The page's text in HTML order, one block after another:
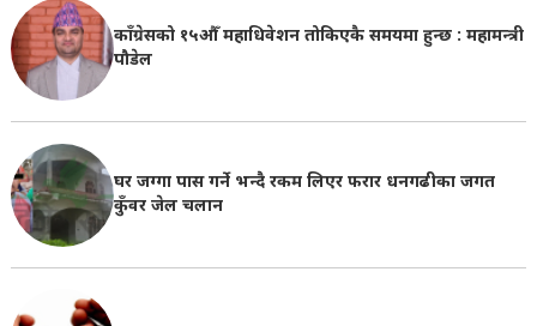
काँग्रेसको १५औँ महाधिवेशन तोकिएकै समयमा हुन्छ : महामन्त्री
पौडेल
घर जग्गा पास गर्ने भन्दै रकम लिएर फरार धनगढीका जगत
कुँवर जेल चलान